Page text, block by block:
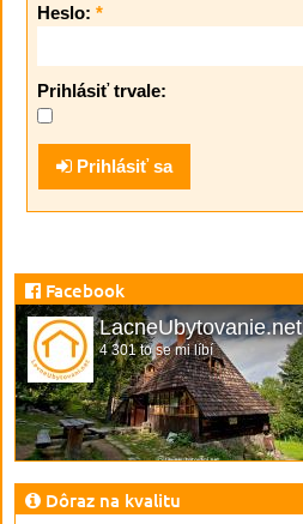
Heslo: *
Prihlásiť trvale:
Prihlásiť sa
Facebook
LacneUbytovanie.net
4 301 to se mi líbí
Dôraz na kvalitu